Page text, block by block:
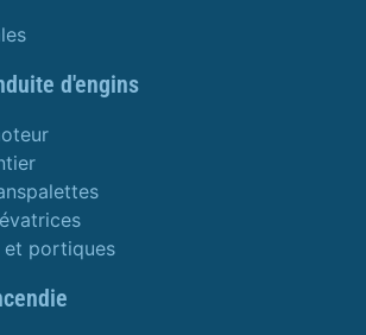
d'engins
et portiques